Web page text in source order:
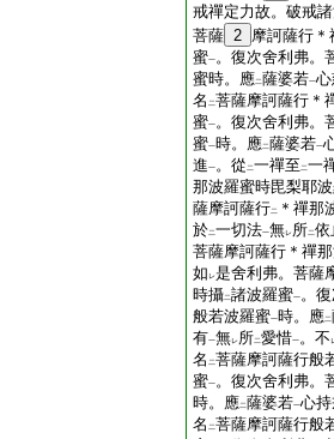
戒禪定力故。破戒
菩薩 2 摩訶薩行
蜜一。復次舍利弗。
蜜時。應二薩婆若一
名 二菩薩摩訶薩行＊
蜜一。復次舍利弗。
蜜一時。應二薩婆若一
進一。從 二一禪至 二一
那波羅蜜時毘梨耶
薩摩訶薩行二
＊禪那
於二一切法一無レ所二依
菩薩摩訶薩行＊禪
如 レ是舍利弗。菩薩
時攝二諸波羅蜜一。
般若波羅蜜一時。應二
有一無レ所二愛惜一。不
名 二菩薩摩訶薩行般
蜜一。復次舍利弗。
時。應二薩婆若一心
名 二菩薩摩訶薩行般